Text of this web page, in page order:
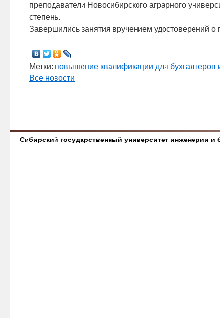
преподаватели Новосибирского аграрного
степень.
Завершились занятия вручением удостоверений
Метки: повышение квалификации для бухгалтеров
Все новости
Сибирский государственный университет инженерии и